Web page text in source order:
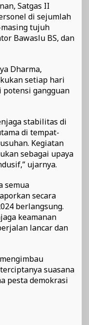
Satgas II
di sejumlah
tujuh
Bawaslu BS, dan
Dharma,
setiap hari
gangguan
stabilitas di
di tempat-
Kegiatan
sebagai upaya
ujarnya.
semua
secara
berlangsung.
keamanan
lancar dan
suasana
pesta demokrasi